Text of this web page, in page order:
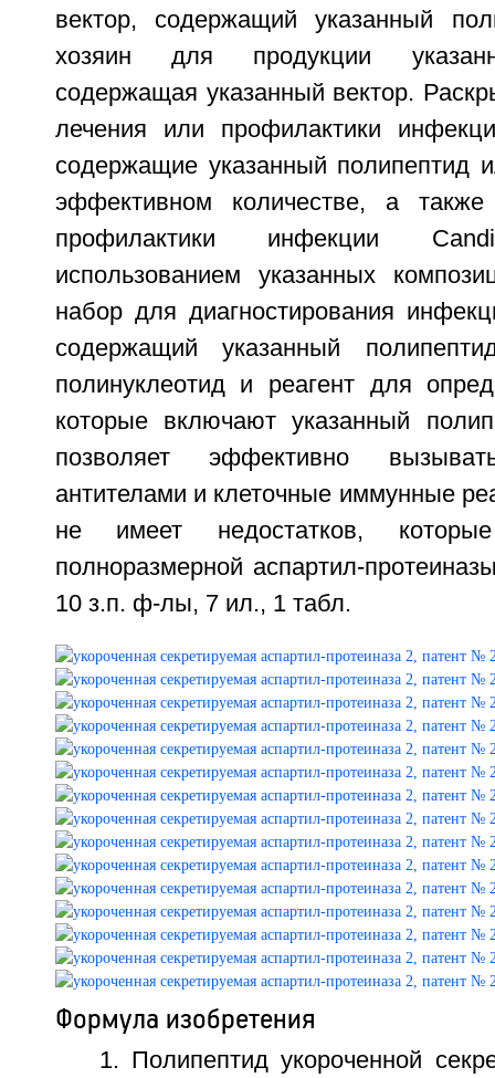
вектор, содержащий указанный
хозяин для продукции
содержащая указанный вектор.
лечения или профилактики
содержащие указанный полипептид
эффективном количестве, а
профилактики инфекции
использованием указанных
набор для диагностирования
содержащий указанный
полинуклеотид и реагент для
которые включают указанный
позволяет эффективно
антителами и клеточные иммунные
не имеет недостатков,
полноразмерной аспартил-
10 з.п. ф-лы, 7 ил., 1 табл.
Формула изобретения
1. Полипептид укороченной